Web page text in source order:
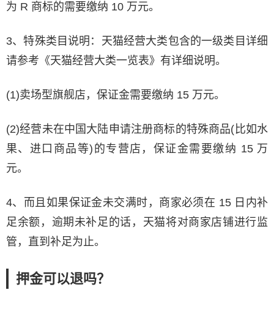
为 R 商标的需要缴纳 10 万元。
3、特殊类目说明：天猫经营大类包含的一级类目详细
请参考《天猫经营大类一览表》有详细说明。
(1)卖场型旗舰店，保证金需要缴纳 15 万元。
(2)经营未在中国大陆申请注册商标的特殊商品(比如水
果、进口商品等)的专营店，保证金需要缴纳 15 万
元。
4、而且如果保证金未交满时，商家必须在 15 日内补
足余额，逾期未补足的话，天猫将对商家店铺进行监
管，直到补足为止。
押金可以退吗？